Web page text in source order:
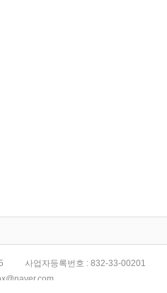
사업자등록번호 : 832-33-00201